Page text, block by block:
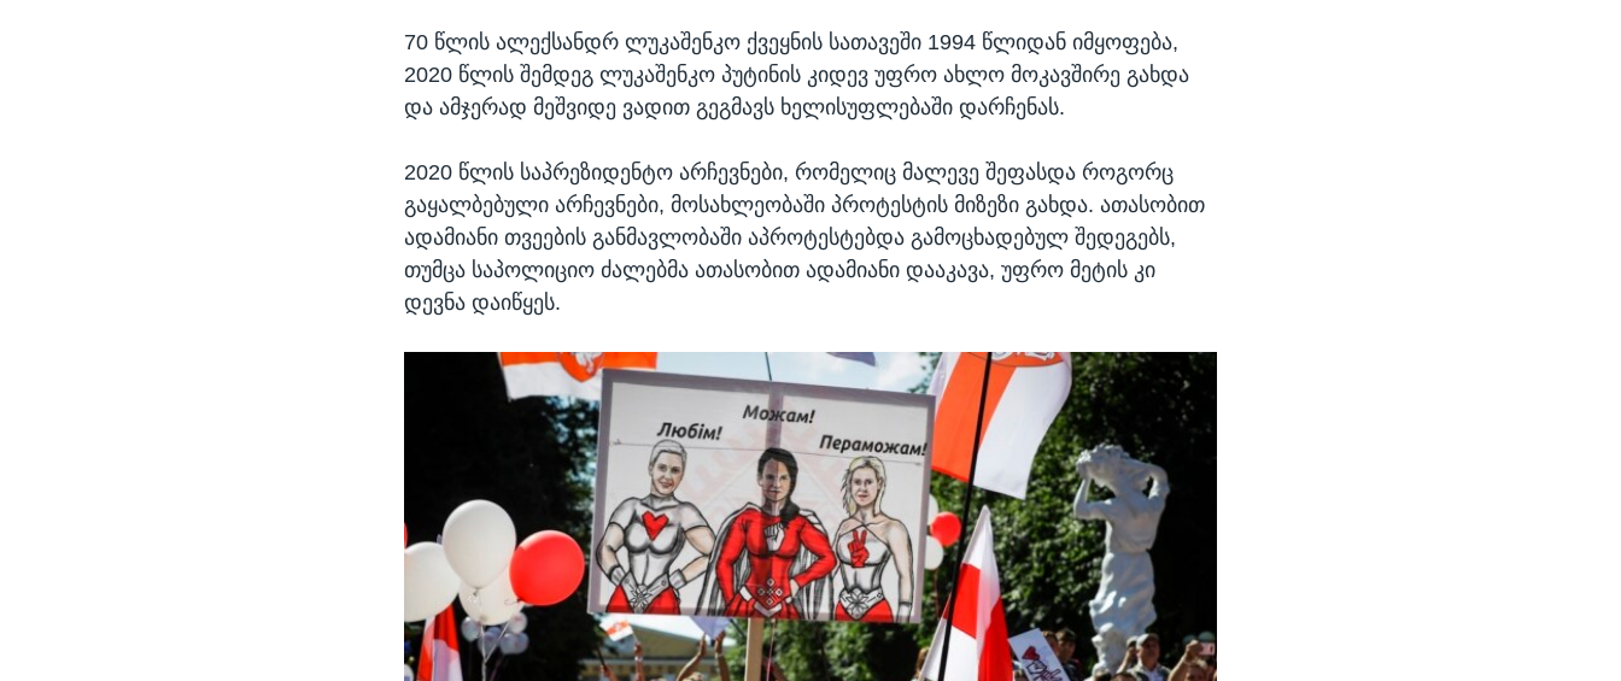
70 წლის ალექსანდრ ლუკაშენკო ქვეყნის სათავეში 1994 წლიდან იმყოფება,
2020 წლის შემდეგ ლუკაშენკო პუტინის კიდევ უფრო ახლო მოკავშირე გახდა
და ამჯერად მეშვიდე ვადით გეგმავს ხელისუფლებაში დარჩენას.
2020 წლის საპრეზიდენტო არჩევნები, რომელიც მალევე შეფასდა როგორც
გაყალბებული არჩევნები, მოსახლეობაში პროტესტის მიზეზი გახდა. ათასობით
ადამიანი თვეების განმავლობაში აპროტესტებდა გამოცხადებულ შედეგებს,
თუმცა საპოლიციო ძალებმა ათასობით ადამიანი დააკავა, უფრო მეტის კი
დევნა დაიწყეს.